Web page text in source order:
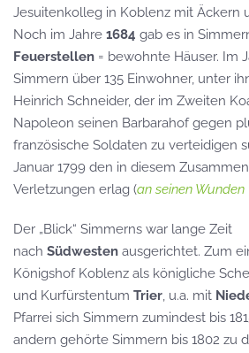
Jesuitenkolleg in Koblenz mit Äckern
Noch im Jahre 1684 gab es in
Feuerstellen = bewohnte Häuser. Im
Simmern über 135 Einwohner, unter
Heinrich Schneider, der im Zweiten
Napoleon seinen Barbarahof gegen
französische Soldaten zu verteidigen
Januar 1799 den in diesem
Verletzungen erlag (an seinen
Der „Blick“ Simmerns war lange Zeit
nach Südwesten ausgerichtet. Zum
Königshof Koblenz als königliche
und Kurfürstentum Trier, u.a. mit
Pfarrei sich Simmern zumindest bis
andern gehörte Simmern bis 1802 zu